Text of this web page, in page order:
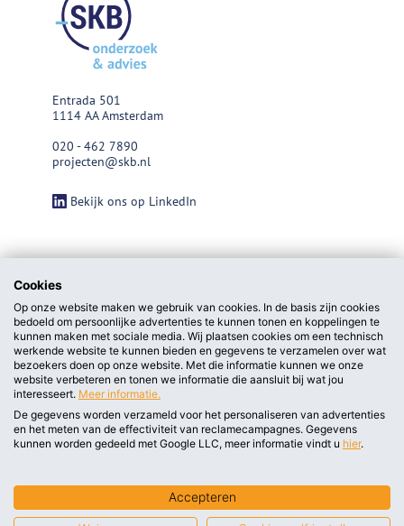
Entrada 501
1114 AA Amsterdam
020 - 462 7890
projecten@skb.nl
Bekijk ons op LinkedIn
privacy statement/cookieverklaring
Cookies
Op onze website maken we gebruik van cookies. In de basis zijn cookies
bedoeld om persoonlijke advertenties te kunnen tonen en koppelingen te
kunnen maken met sociale media. Wij plaatsen cookies om een technisch
werkende website te kunnen bieden en gegevens te verzamelen over wat
bezoekers doen op onze website. Met die informatie kunnen we onze
website verbeteren en tonen we informatie die aansluit bij wat jou
interesseert. Meer informatie.
De gegevens worden verzameld voor het personaliseren van advertenties
en het meten van de effectiviteit van reclamecampagnes. Gegevens
kunnen worden gedeeld met Google LLC, meer informatie vindt u hier.
Accepteren